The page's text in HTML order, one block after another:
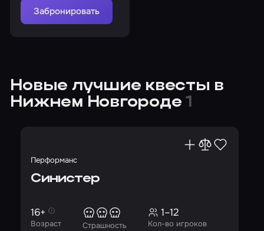
Забронировать
Новые лучшие квесты в
Нижнем Новгороде1
Перформанс
Синистер
Возраст
16+
Страшность Кол-во игроков
1–12